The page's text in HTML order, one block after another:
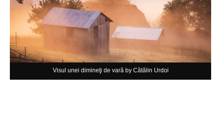
Visul unei dimineţi de vară by Cătălin Urdoi